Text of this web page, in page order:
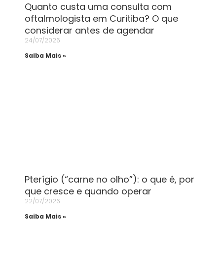
Quanto custa uma consulta com
oftalmologista em Curitiba? O que
considerar antes de agendar
24/07/2026
Saiba Mais »
Pterígio (“carne no olho”): o que é, por
que cresce e quando operar
22/07/2026
Saiba Mais »